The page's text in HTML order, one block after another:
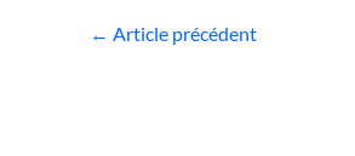
← Article précédent